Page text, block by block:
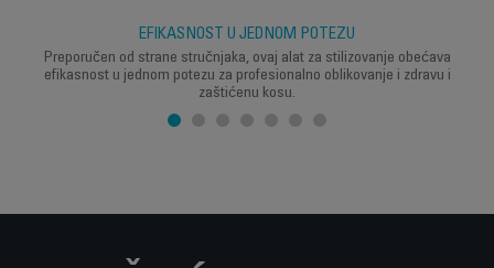
EFIKASNOST U JEDNOM POTEZU
Preporučen od strane stručnjaka, ovaj alat za stilizovanje obećava
efikasnost u jednom potezu za profesionalno oblikovanje i zdravu i
zaštićenu kosu.